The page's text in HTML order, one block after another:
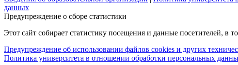
данных
Предупреждение о сборе статистики
Этот сайт собирает статистику посещения и данные посетителей,
Предупреждение об использовании файлов cookies и других
Политика университета в отношении обработки персональных